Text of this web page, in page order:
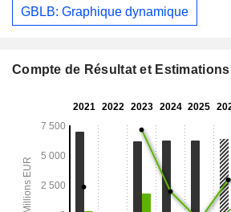
GBLB: Graphique dynamique
Compte de Résultat et Estimations